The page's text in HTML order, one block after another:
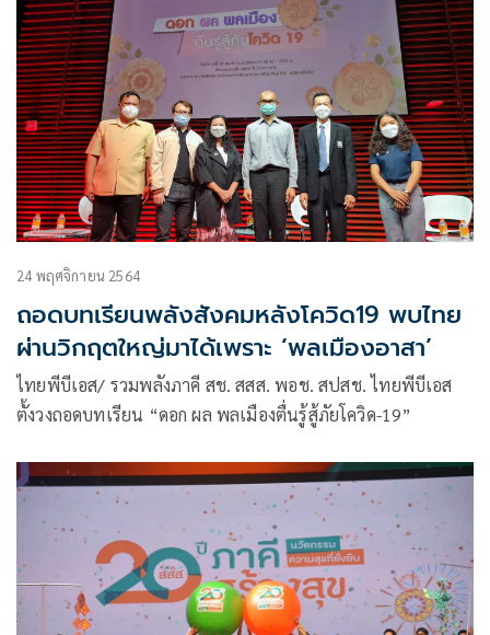
24 พฤศจิกายน 2564
ถอดบทเรียนพลังสังคมหลังโควิด19 พบไทย
ผ่านวิกฤตใหญ่มาได้เพราะ ‘พลเมืองอาสา’
ไทยพีบีเอส/ รวมพลังภาคี สช. สสส. พอช. สปสช. ไทยพีบีเอส
ตั้งวงถอดบทเรียน “ดอก ผล พลเมืองตื่นรู้สู้ภัยโควิด-19”